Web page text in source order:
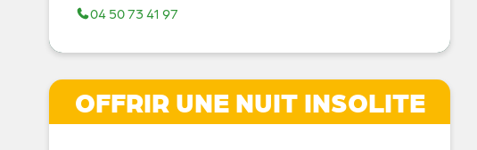
04 50 73 41 97
OFFRIR UNE NUIT INSOLITE